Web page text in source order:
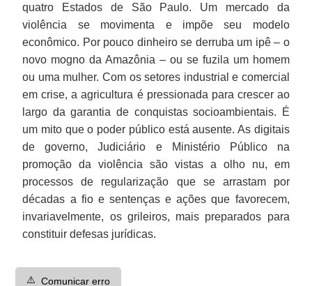
quatro Estados de São Paulo. Um mercado da
violência se movimenta e impõe seu modelo
econômico. Por pouco dinheiro se derruba um ipê – o
novo mogno da Amazônia – ou se fuzila um homem
ou uma mulher. Com os setores industrial e comercial
em crise, a agricultura é pressionada para crescer ao
largo da garantia de conquistas socioambientais. É
um mito que o poder público está ausente. As digitais
de governo, Judiciário e Ministério Público na
promoção da violência são vistas a olho nu, em
processos de regularização que se arrastam por
décadas a fio e sentenças e ações que favorecem,
invariavelmente, os grileiros, mais preparados para
constituir defesas jurídicas.
⚠️ Comunicar erro